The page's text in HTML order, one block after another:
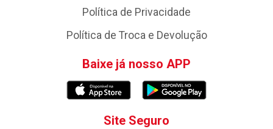
Política de Privacidade
Política de Troca e Devolução
Baixe já nosso APP
Site Seguro